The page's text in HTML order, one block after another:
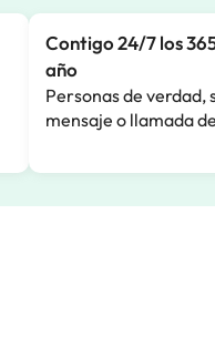
Contigo 24/7 los
año
Personas de verdad,
mensaje o llamada